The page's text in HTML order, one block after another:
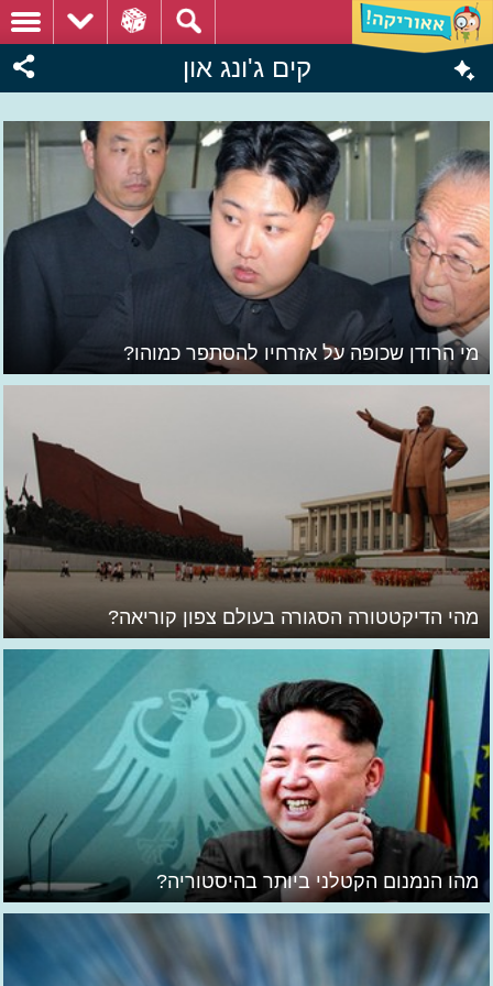
קים ג'ונג און
מי הרודן שכופה על אזרחיו להסתפר כמוהו?
מהי הדיקטטורה הסגורה בעולם צפון קוריאה?
מהו הנמנום הקטלני ביותר בהיסטוריה?